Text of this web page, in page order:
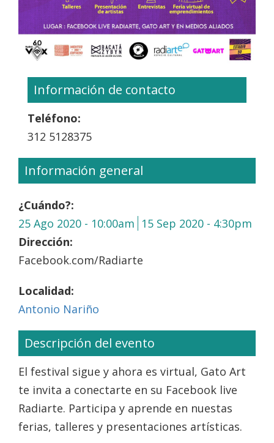
Información de contacto
Teléfono:
312 5128375
Información general
¿Cuándo?:
25 Ago 2020 - 10:00am 15 Sep 2020 - 4:30pm
Dirección:
Facebook.com/Radiarte
Localidad:
Antonio Nariño
Descripción del evento
El festival sigue y ahora es virtual, Gato Art
te invita a conectarte en su Facebook live
Radiarte. Participa y aprende en nuestas
ferias, talleres y presentaciones artísticas.